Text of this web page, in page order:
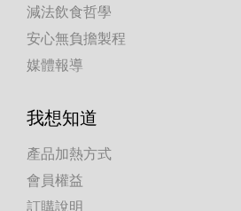
減法飲食哲學
安心無負擔製程
媒體報導
我想知道
產品加熱方式
會員權益
訂購說明